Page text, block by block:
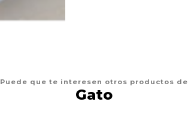
Puede que te interesen otros productos de
Gato